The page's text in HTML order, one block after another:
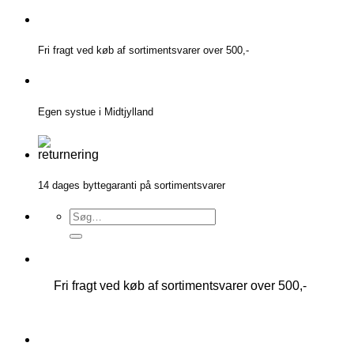
Fortsæt
indholdFri fragt ved køb af sortimentsvarer over 500,-
Egen systue i Midtjylland
14 dages byttegaranti på sortimentsvarer
Søg
efter:
Fri fragt ved køb af sortimentsvarer over 500,-